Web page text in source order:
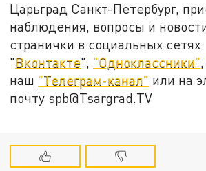
Царьград Санкт-Петербург,
наблюдения, вопросы и
странички в социальных сетях
"Вконтакте", "Одноклассники"
наш "Телеграм-канал" или на
почту spb@Tsargrad.TV